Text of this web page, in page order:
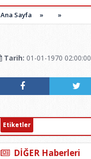
Ana Sayfa » »
Tarih: 01-01-1970 02:00:00
Etiketler
DİĞER Haberleri